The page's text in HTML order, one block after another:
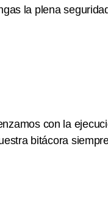
la plena
con la
bitácora